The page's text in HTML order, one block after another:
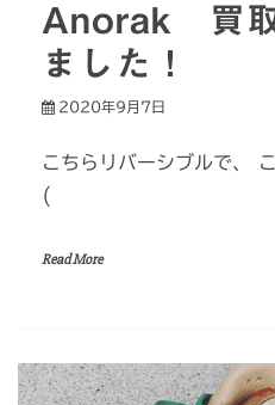
Anorak 買取
ました！
2020年9月7日
こちらリバーシブルで、
(
Read More